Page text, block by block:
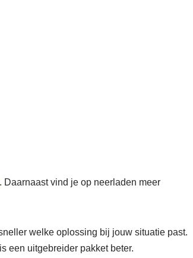
Daarnaast vind je op neerladen meer
welke oplossing bij jouw situatie past.
een uitgebreider pakket beter.